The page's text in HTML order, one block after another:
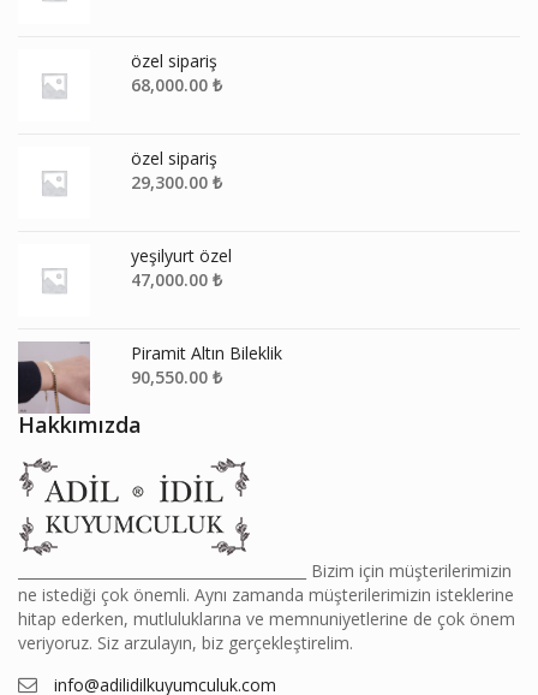
özel sipariş
68,000.00 ₺
özel sipariş
29,300.00 ₺
yeşilyurt özel
47,000.00 ₺
Piramit Altın Bileklik
90,550.00 ₺
Hakkımızda
________________________________________ Bizim için müşterilerimizin
ne istediği çok önemli. Aynı zamanda müşterilerimizin isteklerine
hitap ederken, mutluluklarına ve memnuniyetlerine de çok önem
veriyoruz. Siz arzulayın, biz gerçekleştirelim.
info@adilidilkuyumculuk.com